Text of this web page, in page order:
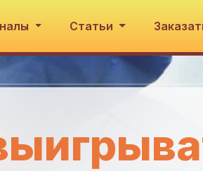
Статьи